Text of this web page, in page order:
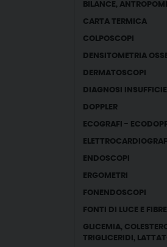
BILANCE,
CARTA TERMICA
COLPOSCOPI
DENSITOMETRIA
DERMATOSCOPI
DIAGNOSI
DOPPLER
ECOGRAFI -
ELETTROCARDIOGRAFI
ENDOSCOPI
ERGOMETRI
FONENDOSCOPI
FONTI DI LUCE E
GLICEMIA,
TRIGLICERIDI,